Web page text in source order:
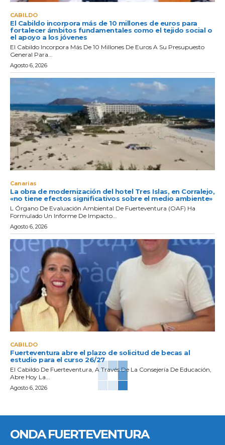
CABILDO
El Cabildo incorpora más de 10 millones de euros para
fortalecer ámbitos fundamentales como el tejido social o
el apoyo a los jóvenes
El Cabildo Incorpora Más De 10 Millones De Euros A Su Presupuesto
General Para...
Agosto 6, 2026
Canarias
La obra de modernización del hotel Tres Islas, en Corralejo,
«no tiene efectos significativos sobre el medio ambiente»
L Órgano De Evaluación Ambiental De Fuerteventura (OAF) Ha
Formulado Un Informe De Impacto...
Agosto 6, 2026
CABILDO
Fuerteventura abre el plazo de solicitud de becas al
estudio para el curso 26/27
El Cabildo De Fuerteventura, A Través De La Consejería De Educación,
Abre Hoy La...
Agosto 6, 2026
ONDA FUERTEVENTURA